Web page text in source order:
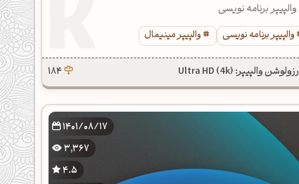
والپیپر برنامه نویسی
والپیپر برنامه نویسی
والپیپر مینیمال
رزولوشن والپیپر: Ultra HD (4k) 184
1401/08/17
3,367
4.5